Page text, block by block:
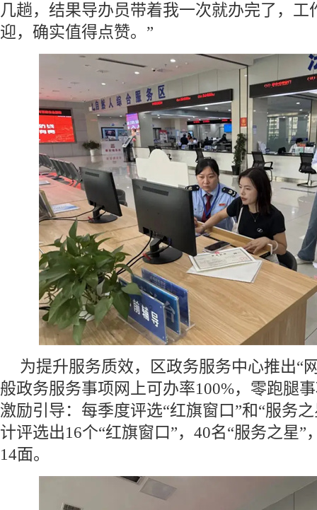
几趟，结果导办员带着我一次就办完了，工
迎，确实值得点赞。”
为提升服务质效，区政务服务中心推出“
般政务服务事项网上可办率100%，零跑腿
激励引导：每季度评选“红旗窗口”和“服务
计评选出16个“红旗窗口”，40名“服务之星”
14面。